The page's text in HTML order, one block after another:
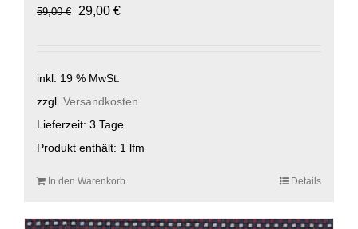
59,00€
Ursprünglicher
29,00 €Aktueller
inkl. 19 % MwSt.
zzgl. Versandkosten
Lieferzeit: 3 Tage
Produkt enthält: 1 lfm
In den Warenkorb Details